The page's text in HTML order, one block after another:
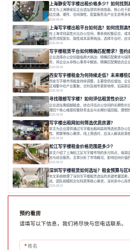
上海静安写字楼出租价格多少？如何找到
本文为上海静安区企业选址提供系统指南。核心在于
估交通、硬件、空间弹性、配套服务及产业生态等多
出打破固定工位思维，采用精装灵活空间与共享配套
以说明。之后指出，专业运营服务商提供的稳定环境
价值、助力企业成长的关键。对于许多在
2026-08-04
上海写字楼出租平台如何选？如何找到高
在上海寻找高性价比办公空间，需系统权衡区位、成
租赁流程复杂、隐性成本高等挑战。选择平台时，应
为例，其提供从空间到生态的解决方案，通过特色园
业应明确自身需求，实地考察，选择能支持长期发展
空间，对于企业行政负责人、中小企业主
2026-08-04
写字楼租赁平台如何精确匹配需求？签约
企业选择办公空间面临两大挑战：精确匹配需求与保
务，将企业从非核心事务中解放。精确匹配需结合企
接；签约后则需构建覆盖硬件运维、共享配套及专业
与个性化运营结合，以全国布局和产业生态圈为企业
力转变。在为企业寻找办公空间的过程中，
2026-08-04
西安写字楼租金为何持续走低？未来哪些
西安写字楼市场租金持续调整，主要受供应增加、企
区域集中在产业集聚、交利及城市更新地带，如高新
性与员工体验，倾向于提供全包式服务的办公空间。
长，推动市场向多元化、高性价比方向发展。近年来
一现象引发了的广泛关注。作为西部重要
2026-08-04
寻找理想写字楼？如何评估租赁性价比？
企业选址需超越租金，综合评估办公空间的长期性价
理四个核心维度权衡财务支出与长期价值回报。理想
套服务及社群资源赋能业务增长，实现成本与价值的
言，寻找一处合适的办公空间是一项至关重要的决策
更直接影响着企业的品牌形象、运营成本
2026-08-04
写字楼出租网如何筛选优质房源？
本文为企业提供通过写字楼出租网高效筛选优质办公
性、预算等核心需求。线上筛选时，应深入解读房源
区产业生态与交通区位价值。同时，需考察运营方的
进行线下实地验证，核对空间实景、测试设施、感受
数字化时代，写字楼出租网已成为企业寻找
2026-08-04
松江写字楼租金价格范围是多少？
本文介绍了上海松江区写字楼市场的多元特点，强调
态与综合服务。文章分析了市场概况、影响空间价值
空间。之后，以德必集团为例，说明运营方如何通过
求与长期价值，选择匹配的发展载体。对于许多寻求
解该区域的写字楼市场概况是决策的首先
2026-08-03
深圳写字楼租赁如何选址？租金预算与区
本文系统梳理了深圳写字楼租赁选址的关键考量因素
段、团队规模和文化特质等核心需求。深圳多中心商
新活力强，前海具政策优势。除传统写字楼外，创意
款。选址是综合性战略决策，旨在让办公
2026-08-03
预约看房
请填写以下信息，我们将尽快与您电话联系。
*姓名